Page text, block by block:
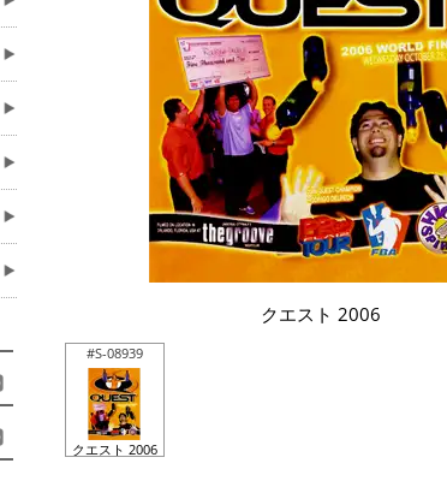
クエスト 2006
#S-08939
クエスト 2006